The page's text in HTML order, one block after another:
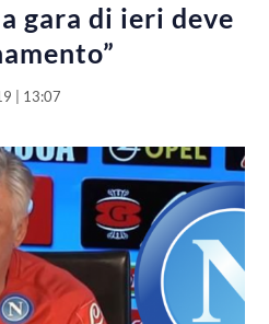
gara di ieri deve
| 13:07